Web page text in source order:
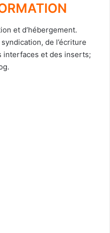
et d’hébergement.
de l’écriture
interfaces et des inserts;